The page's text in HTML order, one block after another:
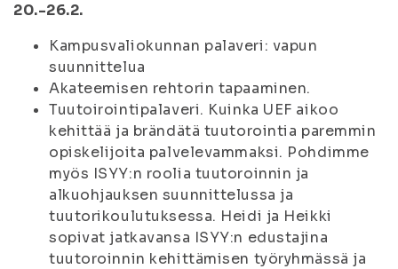
20.-26.2.
Kampusvaliokunnan palaveri: vapun
suunnittelua
Akateemisen rehtorin tapaaminen.
Tuutoirointipalaveri. Kuinka UEF aikoo
kehittää ja brändätä tuutorointia paremmin
opiskelijoita palvelevammaksi. Pohdimme
myös ISYY:n roolia tuutoroinnin ja
alkuohjauksen suunnittelussa ja
tuutorikoulutuksessa. Heidi ja Heikki
sopivat jatkavansa ISYY:n edustajina
tuutoroinnin kehittämisen työryhmässä ja